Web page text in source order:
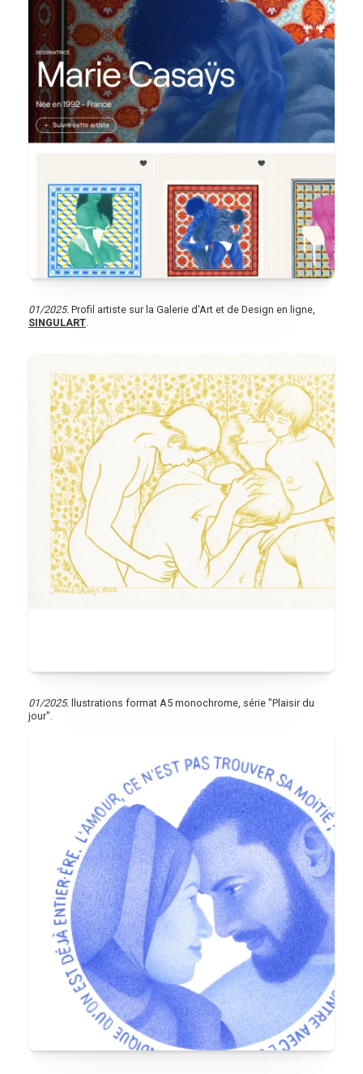
01/2025. Profil artiste sur la Galerie d'Art et de Design en ligne,
SINGULART
01/2025. llustrations format A5 monochrome, série "Plaisir du
jour".